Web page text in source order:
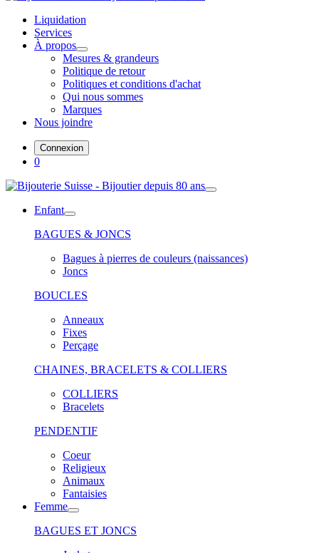
Liquidation
Services
À propos
Mesures & grandeurs
Politique de retour
Politiques et conditions d'achat
Qui nous sommes
Marques
Nous joindre
Connexion
0
Enfant
BAGUES & JONCS
Bagues à pierres de couleurs (naissances)
Joncs
BOUCLES
Anneaux
Fixes
Perçage
CHAINES, BRACELETS & COLLIERS
COLLIERS
Bracelets
PENDENTIF
Coeur
Religieux
Animaux
Fantaisies
Femme
BAGUES ET JONCS